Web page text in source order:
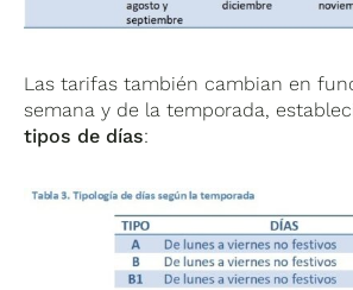
Las tarifas también cambian en
semana y de la temporada,
tipos de días: